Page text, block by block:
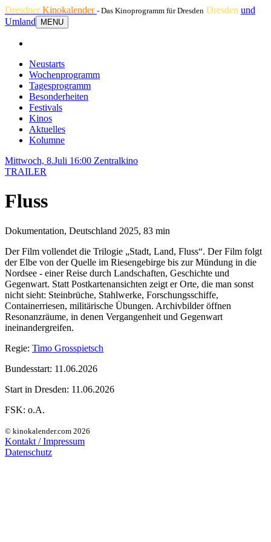
DresdnerKinokalender - Das Kinoprogramm für Dresden Dresden und
Umland
MENU
Neustarts
Wochenprogramm
Tagesprogramm
Besonderheiten
Festivals
Kinos
Aktuelles
Kolumne
Mittwoch, 8.Juli 16:00 Zentralkino
TRAILER
Fluss
Dokumentation, Deutschland 2025, 83 min
Der Film vollendet die Trilogie „Stadt, Land, Fluss“. Der Film folgt
der Elbe von der Quelle im Riesengebirge bis zur Mündung in die
Nordsee - einer Reise durch Landschaften, Geschichte und
Gegenwart. Statt Postkartenansichten zeigt er Orte, die man sonst
nicht sieht: Steinbrüche, Stahlwerke, Forschungsschiffe,
Containerriesen, militärische Übungen. Archivbilder öffnen
Resonanzräume, in denen Vergangenheit und Gegenwart
ineinandergreifen.
Regie: Timo Grosspietsch
Bundesstart: 11.06.2026
Start in Dresden: 11.06.2026
FSK: o.A.
© kinokalender.com 2026
Kontakt / Impressum
Datenschutz